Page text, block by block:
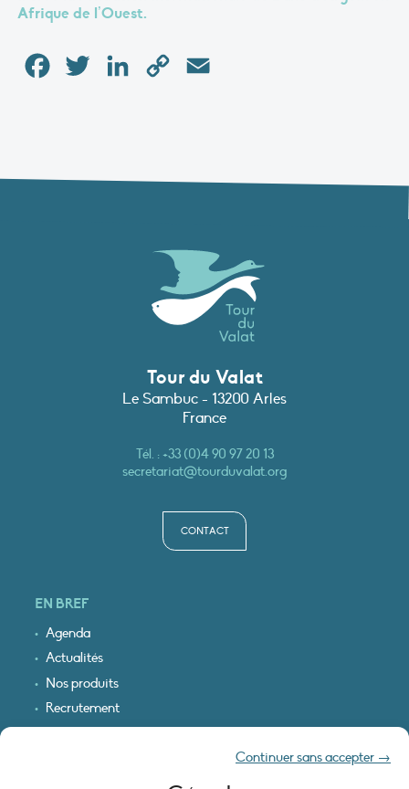
Continuer sans accepter →
Afrique de l’Ouest.
FacebookTwitter LinkedInCopy
Tour du Valat
Le Sambuc - 13200 Arles
France
Tél. :+33 (0)4 90 97 20 13
secretariat@tourduvalat.org
CONTACT
EN BREF
Agenda
Actualités
Nos produits
Recrutement